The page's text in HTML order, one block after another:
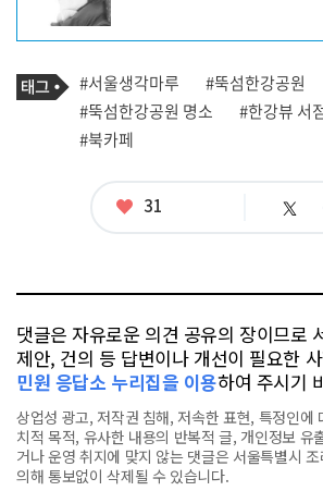
프
필 기
사
관
련
태
태
그
#서울생각마루 #뚝섬한강공원
#뚝섬한강공원 명소
#한강뷰 서
#북카페
좋
31 트
댓글은 자유로운 의견 공유의 장이므로
제안, 건의 등 답변이나 개선이 필요한
민원 응답소 누리집을 이용하여 주시기
상업성 광고, 저작권 침해, 저속한 표현, 특정인에
치적 목적, 유사한 내용의 반복적 글, 개인정보 유
거나 운영 취지에 맞지 않는 댓글은 서울특별시
의해 통보없이 삭제될 수 있습니다.